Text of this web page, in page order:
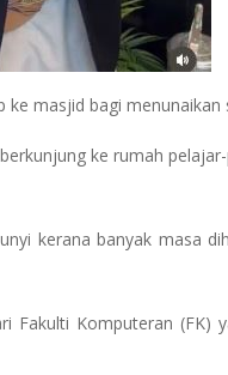
ke masjid bagi
ke rumah
kerana banyak masa
Fakulti Komputeran (FK)